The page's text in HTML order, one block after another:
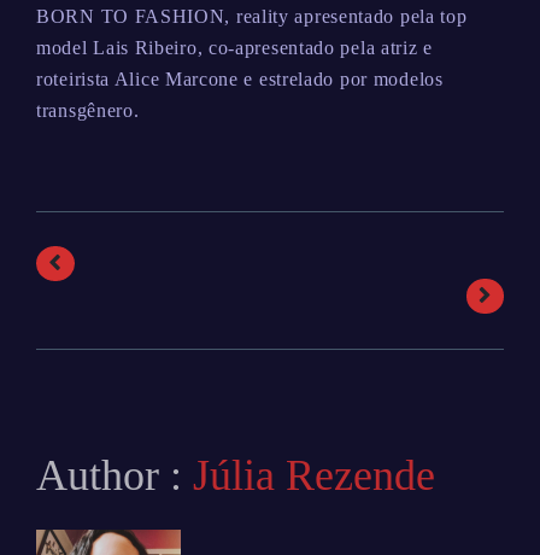
BORN TO FASHION, reality apresentado pela top
model Lais Ribeiro, co-apresentado pela atriz e
roteirista Alice Marcone e estrelado por modelos
transgênero.
Author : Júlia Rezende